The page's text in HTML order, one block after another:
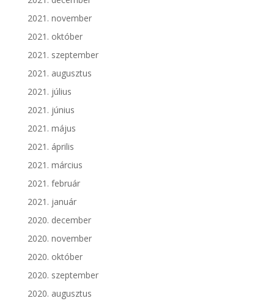
2021. november
2021. október
2021. szeptember
2021. augusztus
2021. július
2021. június
2021. május
2021. április
2021. március
2021. február
2021. január
2020. december
2020. november
2020. október
2020. szeptember
2020. augusztus